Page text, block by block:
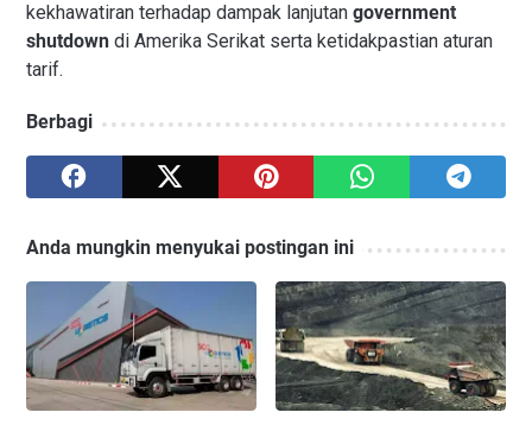
kekhawatiran terhadap dampak lanjutan government
shutdown di Amerika Serikat serta ketidakpastian aturan
tarif.
Berbagi
Anda mungkin menyukai postingan ini